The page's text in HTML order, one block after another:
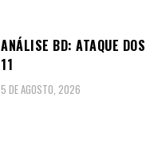
ANÁLISE BD: ATAQUE
11
5 DE AGOSTO, 2026